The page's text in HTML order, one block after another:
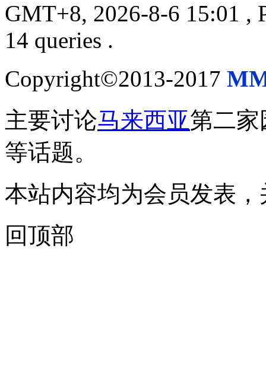
GMT+8, 2026-8-6 15:01 ,
14 queries .
Copyright©2013-2017
主要讨论马来西亚第二
等话题。
本站内容均为会员发表
回顶部